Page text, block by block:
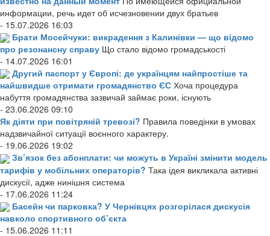
информации, речь идет об исчезновении двух братьев
- 15.07.2026 16:03
Брати Мосейчуки: викрадення з Калинівки — що відомо
про резонансну справу Що стало відомо громадськості
- 14.07.2026 16:01
Другий паспорт у Європі: де українцям найпростіше та
найшвидше отримати громадянство ЄС Хоча процедура
набуття громадянства зазвичай займає роки, існують
- 23.06.2026 09:10
Як діяти при повітряній тревозі? Правила поведінки в умовах
надзвичайної ситуації воєнного характеру.
- 19.06.2026 19:02
Зв’язок без абонплати: чи можуть в Україні змінити модель
тарифів у мобільних операторів? Така ідея викликала активні
дискусії, адже нинішня система
- 17.06.2026 11:24
Басейн чи парковка? У Чернівцях розгорілася дискусія
навколо спортивного об’єкта
- 15.06.2026 11:11